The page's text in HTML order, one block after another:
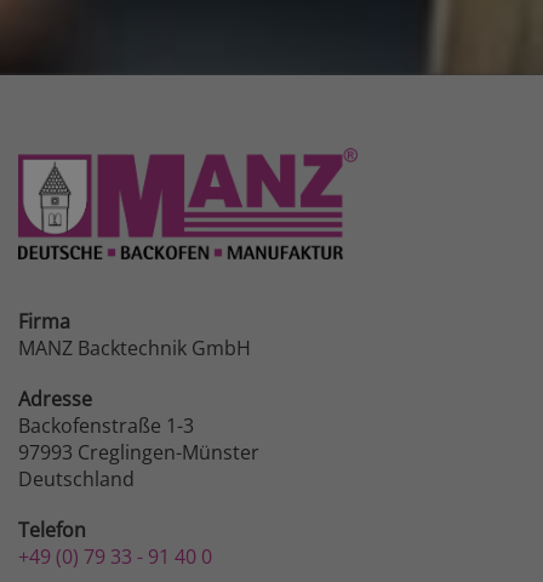
Firma
MANZ Backtechnik GmbH
Adresse
Backofenstraße 1-3
97993 Creglingen-Münster
Deutschland
Telefon
+49 (0) 79 33 - 91 40 0